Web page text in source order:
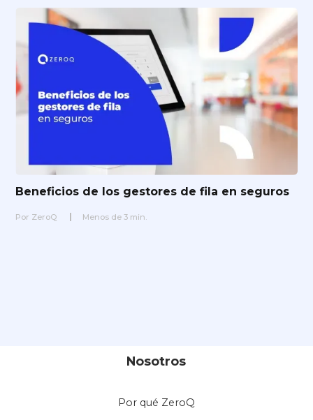
Beneficios de los gestores de fila en seguros
Por ZeroQ Menos de 3 min.
Nosotros
Por qué ZeroQ